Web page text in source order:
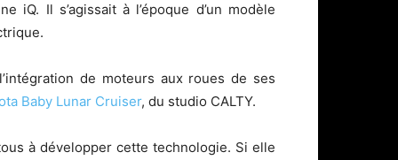
Il s’agissait à l’époque d’un modèle
de moteurs aux roues de ses
Baby Lunar Cruiser, du studio CALTY.
à développer cette technologie. Si elle